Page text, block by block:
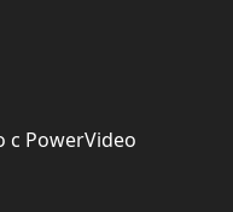
с PowerVideo